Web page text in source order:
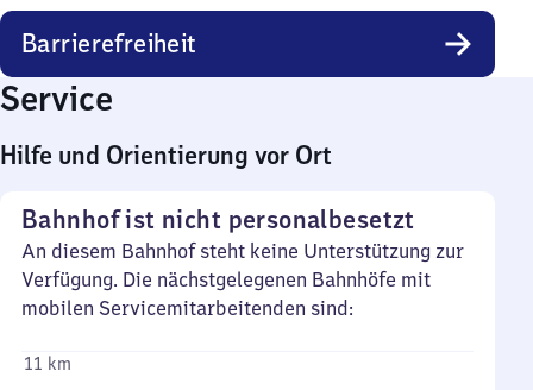
Barrierefreiheit
Service
Hilfe und Orientierung vor Ort
Bahnhof ist nicht personalbesetzt
An diesem Bahnhof steht keine Unterstützung zur
Verfügung. Die nächstgelegenen Bahnhöfe mit
mobilen Servicemitarbeitenden sind:
11 km